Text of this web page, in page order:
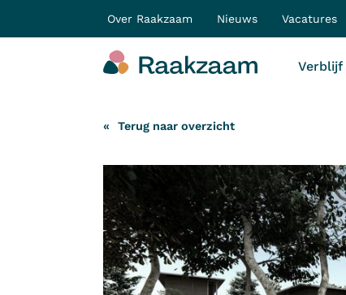
Over Raakzaam Nieuws Vacatures
Verblijf
Terug naar overzicht